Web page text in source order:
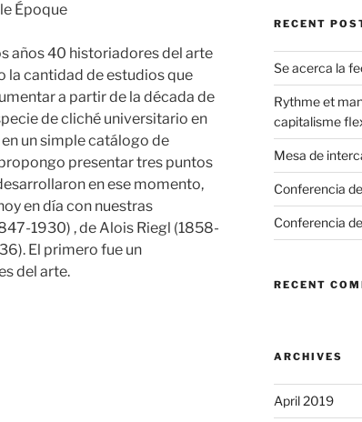
Époque
años 40 historiadores del arte
la cantidad de estudios que
a partir de la década de
de cliché universitario en
un simple catálogo de
presentar tres puntos
en ese momento,
en día con nuestras
1930) , de Alois Riegl (1858-
El primero fue un
del arte.
RECENT
Se acerca la
Rythme et
capitalisme
Mesa de
Conferencia
Conferencia
RECENT
ARCHIVES
April 2019